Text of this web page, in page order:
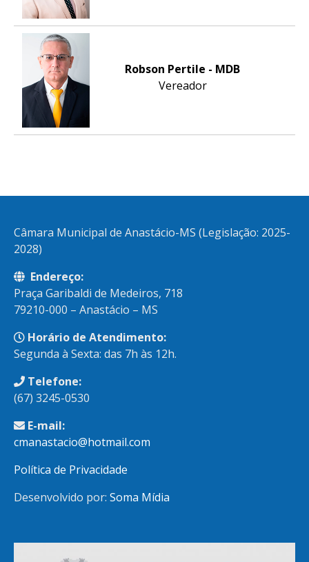
Robson Pertile - MDB
Vereador
Câmara Municipal de Anastácio-MS (Legislação: 2025-
2028)
Endereço:
Praça Garibaldi de Medeiros, 718
79210-000 – Anastácio – MS
Horário de Atendimento:
Segunda à Sexta: das 7h às 12h.
Telefone:
(67) 3245-0530
E-mail:
cmanastacio@hotmail.com
Política de Privacidade
Desenvolvido por: Soma Mídia